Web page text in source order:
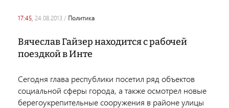
17:45, 24.08.2013 / политика
Вячеслав Гайзер находится с рабочей
поездкой в Инте
Сегодня глава республики посетил ряд объектов
социальной сферы города, а также осмотрел новые
берегоукрепительные сооружения в районе улицы